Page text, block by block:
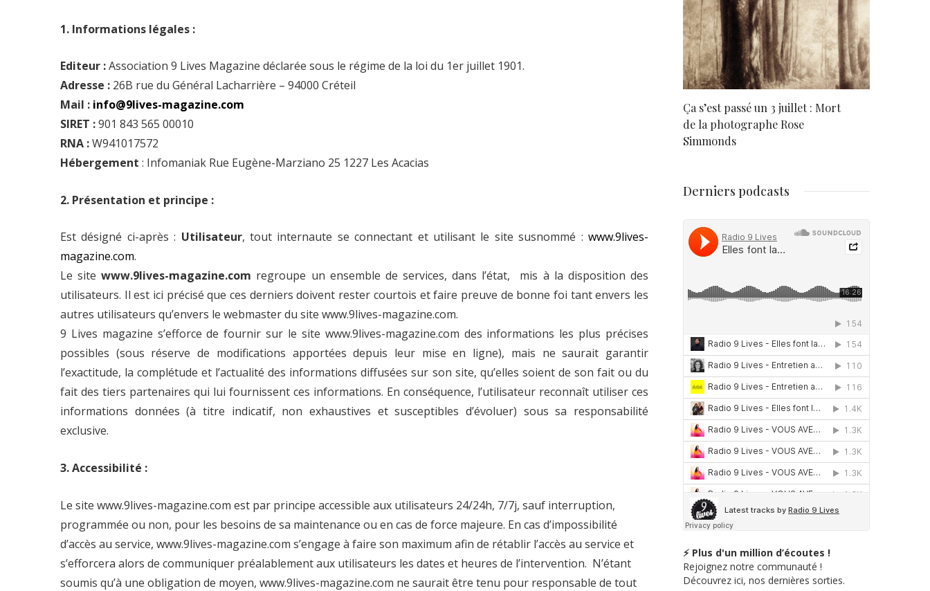
1. Informations légales :
Editeur :Association 9 Lives Magazine déclarée sous le régime de la loi du 1er juillet 1901.
Adresse : 26B rue du Général Lacharrière – 94000 Créteil
Mail : info@9lives-magazine.com
SIRET :901 843 565 00010
RNA :W941017572
Hébergement : Infomaniak Rue Eugène-Marziano 25 1227 Les Acacias
2. Présentation et principe :
Est désigné ci-après : Utilisateur, tout internaute se connectant et utilisant le site susnommé :www.9lives-
magazine.com.
Le sitewww.9lives-magazine.com regroupe un ensemble de services, dans l’état, mis à la disposition des
utilisateurs. Il est ici précisé que ces derniers doivent rester courtois et faire preuve de bonne foi tant envers les
autres utilisateurs qu’envers le webmaster du site www.9lives-magazine.com.
9 Lives magazine s’efforce de fournir sur le site www.9lives-magazine.com des informations les plus précises
possibles (sous réserve de modifications apportées depuis leur mise en ligne), mais ne saurait garantir
l’exactitude, la complétude et l’actualité des informations diffusées sur son site, qu’elles soient de son fait ou du
fait des tiers partenaires qui lui fournissent ces informations. En conséquence, l’utilisateur reconnaît utiliser ces
informations données (à titre indicatif, non exhaustives et susceptibles d’évoluer) sous sa responsabilité
exclusive.
3. Accessibilité :
Le site www.9lives-magazine.com est par principe accessible aux utilisateurs 24/24h, 7/7j, sauf interruption,
programmée ou non, pour les besoins de sa maintenance ou en cas de force majeure. En cas d’impossibilité
d’accès au service, www.9lives-magazine.com s’engage à faire son maximum afin de rétablir l’accès au service et
s’efforcera alors de communiquer préalablement aux utilisateurs les dates et heures de l’intervention. N’étant
soumis qu’à une obligation de moyen, www.9lives-magazine.com ne saurait être tenu pour responsable de tout
Ça s’est passé un 3 juillet : Mort
de la photographe Rose
Simmonds
Derniers podcasts
⚡ Plus d'un million d’écoutes !
Rejoignez notre communauté !
Découvrez ici, nos dernières sorties.